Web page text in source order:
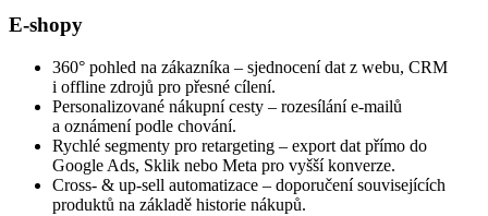
E-shopy
360° pohled na zákazníka – sjednocení dat z webu, CRM
i offline zdrojů pro přesné cílení.
Personalizované nákupní cesty – rozesílání e-mailů
a oznámení podle chování.
Rychlé segmenty pro retargeting – export dat přímo do
Google Ads, Sklik nebo Meta pro vyšší konverze.
Cross- & up-sell automatizace – doporučení souvisejících
produktů na základě historie nákupů.